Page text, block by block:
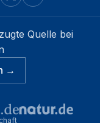
Quelle bei
→